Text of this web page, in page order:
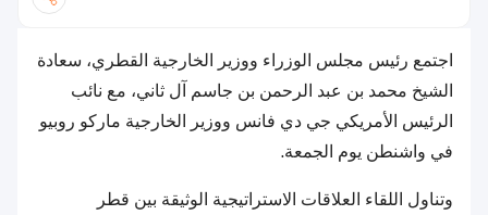
اجتمع رئيس مجلس الوزراء ووزير الخارجية القطري، سعادة
الشيخ محمد بن عبد الرحمن بن جاسم آل ثاني، مع نائب
الرئيس الأمريكي جي دي فانس ووزير الخارجية ماركو روبيو
في واشنطن يوم الجمعة.
وتناول اللقاء العلاقات الاستراتيجية الوثيقة بين قطر